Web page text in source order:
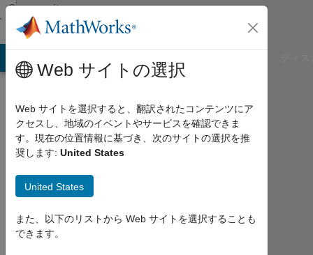
コンテンツへスキップ
Community
Profile
Saad
khalid
Last
2年
以上
Web サイトの選択
Web サイトを選択すると、翻訳されたコンテンツにア
クセスし、地域のイベントやサービスを確認できま
す。現在の位置情報に基づき、次のサイトの選択を推
奨します: United States
United States
また、以下のリストから Web サイトを選択することも
できます。